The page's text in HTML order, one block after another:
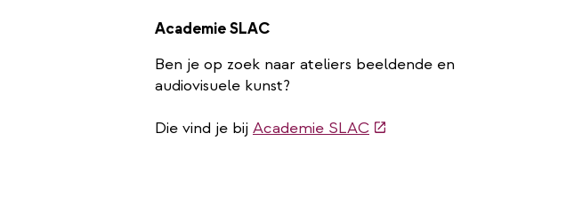
Academie SLAC
Ben je op zoek naar ateliers beeldende en
audiovisuele kunst?
Die vind je bij Academie SLAC(externe